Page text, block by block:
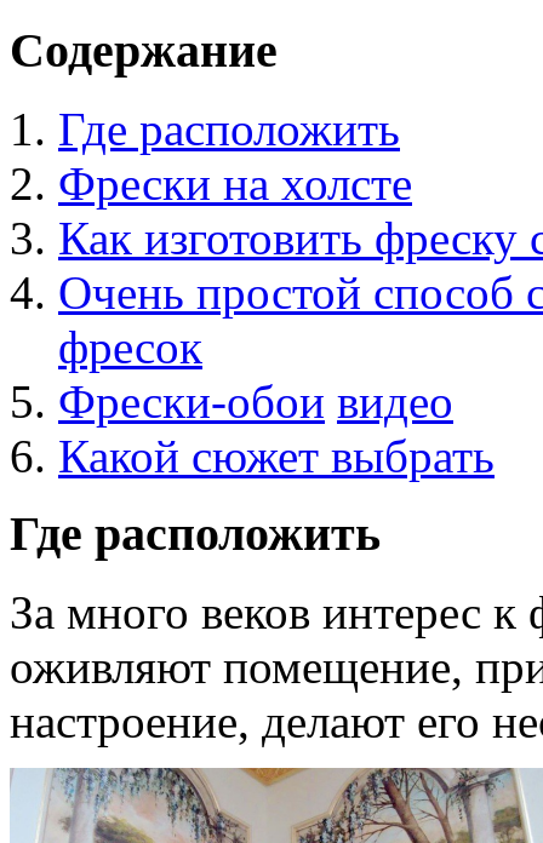
Содержание
Где расположить
Фрески на холсте
Как изготовить
Очень простой способ
фресок
Фрески-обои видео
Какой сюжет выбрать
Где расположить
За много веков интерес
оживляют помещение,
настроение, делают его